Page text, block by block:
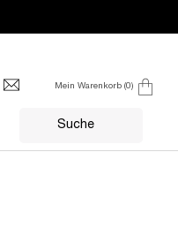
Mein Warenkorb 0
0 produkt
Suche